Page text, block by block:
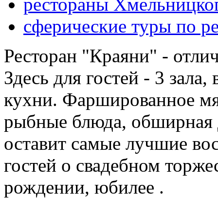
сферические туры по
Ресторан "Краяни" -
Здесь для гостей - 3
кухни. Фаршированное
рыбные блюда, обширная
оставит самые лучшие
гостей о свадебном
рождении, юбилее .